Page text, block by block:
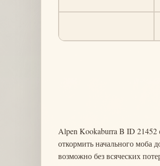
Alpen Kookaburra B ID 21452
откормить начального моба
возможно без всяческих